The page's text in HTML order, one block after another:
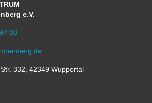
e.V.
03
332, 42349 Wuppertal